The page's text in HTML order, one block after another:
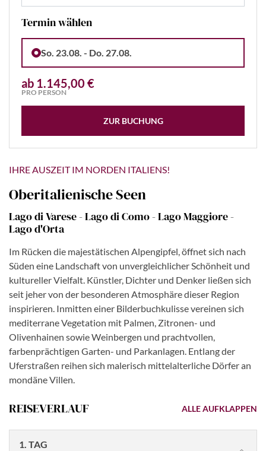
Termin wählen
So. 23.08. - Do. 27.08.
ab 1.145,00 €
PRO PERSON
ZUR BUCHUNG
IHRE AUSZEIT IM NORDEN ITALIENS!
Oberitalienische Seen
Lago di Varese - Lago di Como - Lago Maggiore -
Lago d'Orta
Im Rücken die majestätischen Alpengipfel, öffnet sich nach
Süden eine Landschaft von unvergleichlicher Schönheit und
kultureller Vielfalt. Künstler, Dichter und Denker ließen sich
seit jeher von der besonderen Atmosphäre dieser Region
inspirieren. Inmitten einer Bilderbuchkulisse vereinen sich
mediterrane Vegetation mit Palmen, Zitronen- und
Olivenhainen sowie Weinbergen und prachtvollen,
farbenprächtigen Garten- und Parkanlagen. Entlang der
Uferstraßen reihen sich malerisch mittelalterliche Dörfer an
mondäne Villen.
REISEVERLAUF ALLE AUFKLAPPEN
1. TAG